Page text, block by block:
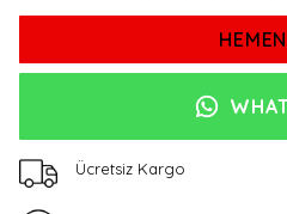
Ücretsiz Kargo